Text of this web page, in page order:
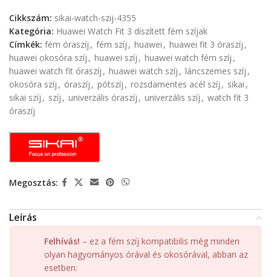
Cikkszám: sikai-watch-szij-4355
Kategória: Huawei Watch Fit 3 díszített fém szíjak
Címkék: fém óraszíj , fém szíj , huawei , huawei fit 3 óraszíj ,
huawei okosóra szíj , huawei szíj , huawei watch fém szíj ,
huawei watch fit óraszíj , huawei watch szíj , láncszemes szíj ,
okosóra szíj , óraszíj , pótszíj , rozsdamentes acél szíj , sikai ,
sikai szíj , szíj , univerzális óraszíj , univerzális szíj , watch fit 3
óraszíj
Megosztás:
Leírás
Felhívás! – ez a fém szíj kompatibilis még minden
olyan hagyományos órával és okosórával, abban az
esetben: